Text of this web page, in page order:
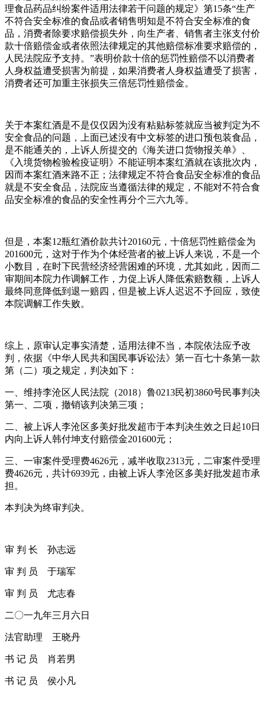
理食品药品纠纷案件适用法律若干问题的规定》第15条“生产
不符合安全标准的食品或者销售明知是不符合安全标准的食
品，消费者除要求赔偿损失外，向生产者、销售者主张支付价
款十倍赔偿金或者依照法律规定的其他赔偿标准要求赔偿的，
人民法院应予支持。”表明价款十倍的惩罚性赔偿不以消费者
人身权益遭受损害为前提，如果消费者人身权益遭受了损害，
消费者还可加重主张损失三倍惩罚性赔偿金。
关于本案红酒是不是仅仅因为没有粘贴标签就应当被判定为不
安全食品的问题，上面已述没有中文标签的进口预包装食品，
是不能通关的，上诉人所提交的《海关进口货物报关单》、
《入境货物检验检疫证明》不能证明本案红酒就在该批次内，
因而本案红酒来路不正；法律规定不符合食品安全标准的食品
就是不安全食品，法院应当遵循法律的规定，不能对不符合食
品安全标准的食品的安全性再分个三六九等。
但是，本案12瓶红酒价款共计20160元，十倍惩罚性赔偿金为
201600元，这对于作为个体经营者的被上诉人来说，不是一个
小数目，在时下民营经济经营困难的环境，尤其如此，因而二
审期间本院力作调解工作，力促上诉人降低索赔数额，上诉人
最终同意降低到退一赔四，但是被上诉人迟迟不予回应，致使
本院调解工作失败。
综上，原审认定事实清楚，适用法律不当，本院依法应予改
判，依据《中华人民共和国民事诉讼法》第一百七十条第一款
第（二）项之规定，判决如下：
一、维持李沧区人民法院（2018）鲁0213民初3860号民事判决
第一、二项，撤销该判决第三项；
二、被上诉人李沧区多美好批发超市于本判决生效之日起10日
内向上诉人韩付坤支付赔偿金201600元；
三、一审案件受理费4626元，减半收取2313元，二审案件受理
费4626元，共计6939元，由被上诉人李沧区多美好批发超市承
担。
本判决为终审判决。
审 判 长 孙志远
审 判 员 于瑞军
审 判 员 尤志春
二〇一九年三月六日
法官助理 王晓丹
书 记 员 肖若男
书 记 员 侯小凡